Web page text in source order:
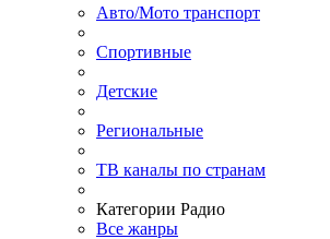
Авто/Мото транспорт
Спортивные
Детские
Региональные
ТВ каналы по странам
Категории Радио
Все жанры